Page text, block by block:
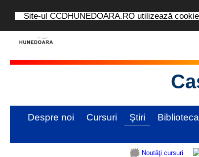
Site-ul CCDHUNEDOARA.RO utilizează
Despre noi Cursuri Ştiri Biblioteca
Noutăţi cursuri